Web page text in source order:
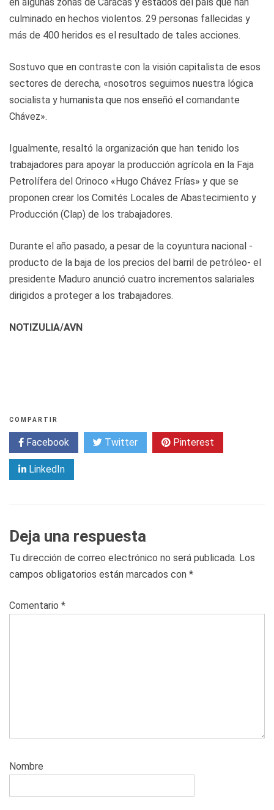
culminado en hechos violentos. 29 personas fallecidas y
más de 400 heridos es el resultado de tales acciones.
Sostuvo que en contraste con la visión capitalista de esos
sectores de derecha, «nosotros seguimos nuestra lógica
socialista y humanista que nos enseñó el comandante
Chávez».
Igualmente, resaltó la organización que han tenido los
trabajadores para apoyar la producción agrícola en la Faja
Petrolífera del Orinoco «Hugo Chávez Frías» y que se
proponen crear los Comités Locales de Abastecimiento y
Producción (Clap) de los trabajadores.
Durante el año pasado, a pesar de la coyuntura nacional -
producto de la baja de los precios del barril de petróleo- el
presidente Maduro anunció cuatro incrementos salariales
dirigidos a proteger a los trabajadores.
NOTIZULIA/AVN
COMPARTIR
Facebook Twitter Pinterest
LinkedIn
Deja una respuesta
Tu dirección de correo electrónico no será publicada. Los
campos obligatorios están marcados con *
Comentario *
Nombre